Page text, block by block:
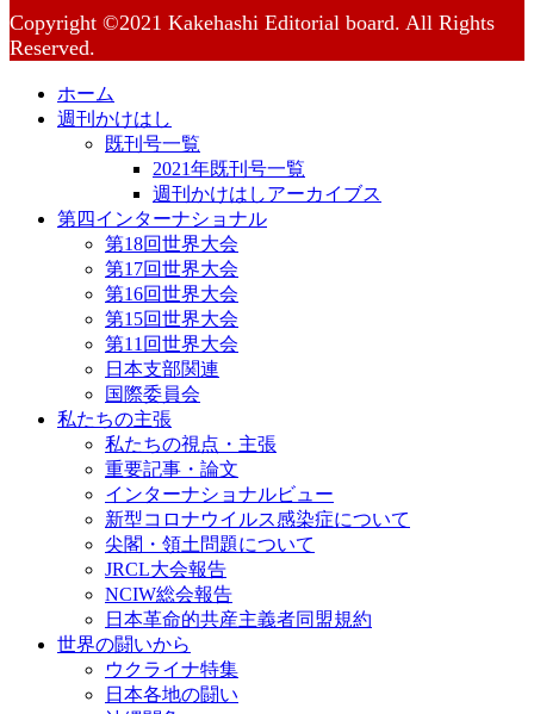
Copyright ©2021 Kakehashi Editorial board. All Rights
Reserved.
ホーム
週刊かけはし
既刊号一覧
2021年既刊号一覧
週刊かけはしアーカイブス
第四インターナショナル
第18回世界大会
第17回世界大会
第16回世界大会
第15回世界大会
第11回世界大会
日本支部関連
国際委員会
私たちの主張
私たちの視点・主張
重要記事・論文
インターナショナルビュー
新型コロナウイルス感染症について
尖閣・領土問題について
JRCL大会報告
NCIW総会報告
日本革命的共産主義者同盟規約
世界の闘いから
ウクライナ特集
日本各地の闘い